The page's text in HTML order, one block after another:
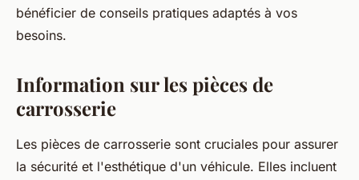
bénéficier de conseils pratiques adaptés à vos
besoins.
Information sur les pièces de
carrosserie
Les pièces de carrosserie sont cruciales pour assurer
la sécurité et l'esthétique d'un véhicule. Elles incluent